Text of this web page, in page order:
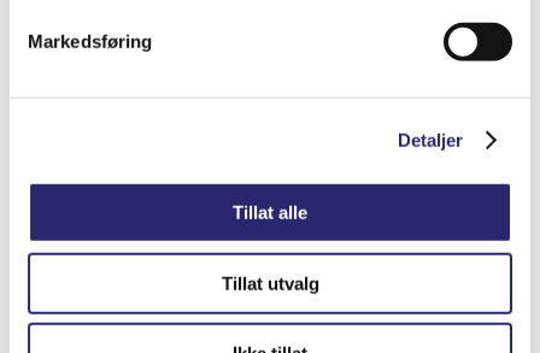
Markedsføring
Detaljer
Tillat alle
Tillat utvalg
Detaljer